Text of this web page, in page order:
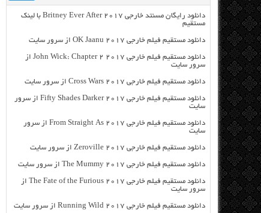
دانلود رایگان مسنتد خارجی Britney Ever After 2017 با لینک
مستقیم
دانلود مستقیم فیلم خارجی OK Jaanu 2017 از سرور سایت
دانلود مستقیم فیلم خارجی John Wick: Chapter 2 2017 از
سرور سایت
دانلود مستقیم فیلم خارجی Cross Wars 2017 از سرور سایت
دانلود مستقیم فیلم خارجی Fifty Shades Darker 2017 از سرور
سایت
دانلود مستقیم فیلم خارجی From Straight As 2017 از سرور
سایت
دانلود مستقیم فیلم خارجی Zeroville 2017 از سرور سایت
دانلود مستقیم فیلم خارجی The Mummy 2017 از سرور سایت
دانلود مستقیم فیلم خارجی The Fate of the Furious 2017 از
سرور سایت
دانلود مستقیم فیلم خارجی Running Wild 2017 از سرور سایت